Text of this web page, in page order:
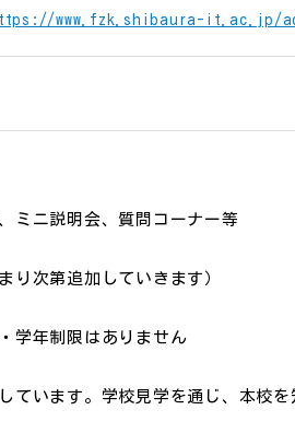
www.fzk.shibaura-it.ac.jp/
ミニ説明会、質問コーナー等
り次第追加していきます）
学年制限はありません
ています。学校見学を通じ、本校